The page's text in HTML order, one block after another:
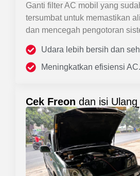
Ganti filter AC mobil yang
tersumbat untuk memastikan
dan mencegah pengotoran
Udara lebih bersih dan
Meningkatkan efisiensi AC.
Cek Freon dan isi Ulang